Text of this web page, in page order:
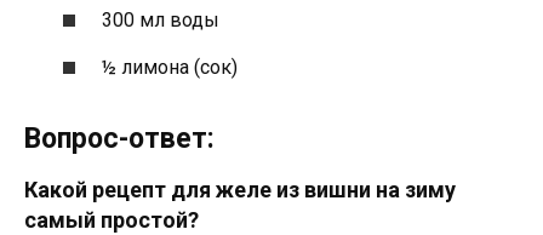
300 мл воды
½ лимона (сок)
Вопрос-ответ:
Какой рецепт для желе из вишни на зиму
самый простой?